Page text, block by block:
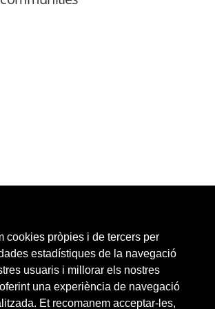
cookies pròpies i de tercers per
estadístiques de la navegació
usuaris i millorar els nostres
una experiència de navegació
Et recomanem acceptar-les,
Enllaços Contacte